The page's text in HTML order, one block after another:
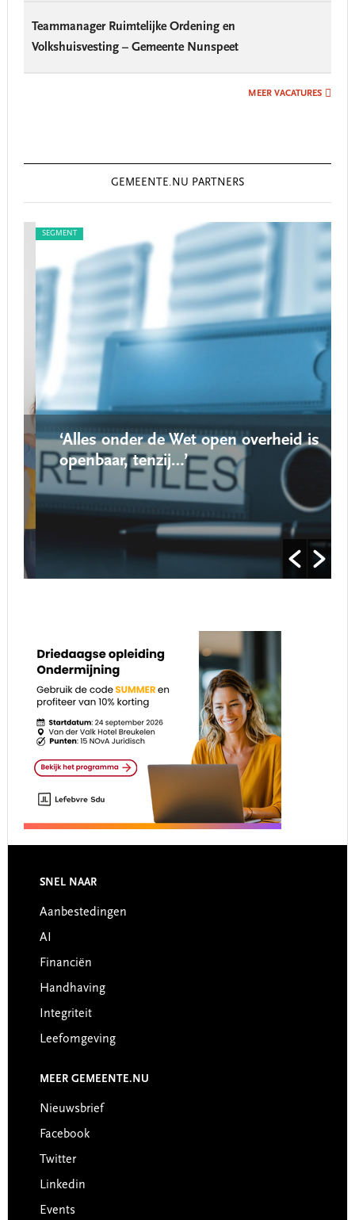
Teammanager Ruimtelijke Ordening en
Volkshuisvesting – Gemeente Nunspeet
MEER VACATURES
GEMEENTE.NU PARTNERS
SEGMENT
‘Alles onder de Wet open overheid is
openbaar, tenzij…’
Footer
SNEL NAAR
Aanbestedingen
AI
Financiën
Handhaving
Integriteit
Leefomgeving
MEER GEMEENTE.NU
Nieuwsbrief
Facebook
Twitter
Linkedin
Events